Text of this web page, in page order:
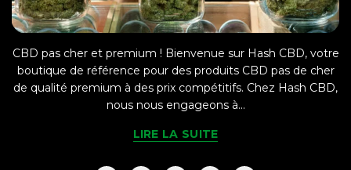
CBD pas cher et premium ! Bienvenue sur Hash CBD, votre
boutique de référence pour des produits CBD pas de cher
de qualité premium à des prix compétitifs. Chez Hash CBD,
nous nous engageons à...
LIRE LA SUITE